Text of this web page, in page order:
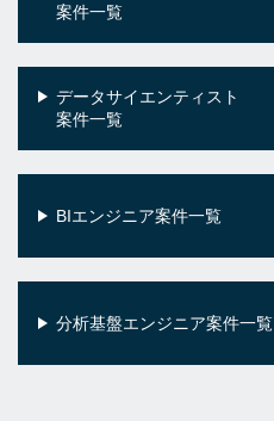
案件一覧
データサイエンティスト
案件一覧
BIエンジニア案件一覧
分析基盤エンジニア案件一覧